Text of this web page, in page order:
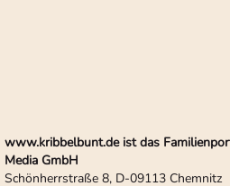
www.kribbelbunt.de ist das
Media GmbH
Schönherrstraße 8, D-09113 Chemnitz